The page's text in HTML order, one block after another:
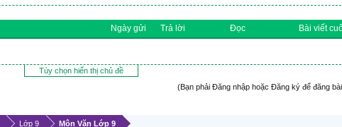
Ngày gửi Trả lời Đọc Bài viết
Tùy chọn hiển thị chủ đề
(Bạn phải Đăng nhập hoặc Đăng ký để đăng
Lớp 9 Môn Văn Lớp 9